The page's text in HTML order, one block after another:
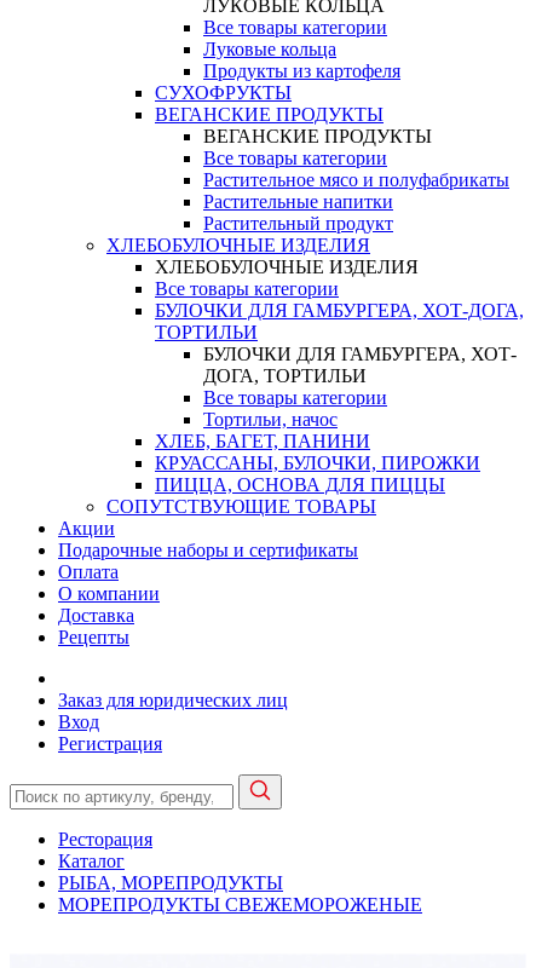
ЛУКОВЫЕ КОЛЬЦА
Все товары категории
Луковые кольца
Продукты из картофеля
СУХОФРУКТЫ
ВЕГАНСКИЕ ПРОДУКТЫ
ВЕГАНСКИЕ ПРОДУКТЫ
Все товары категории
Растительное мясо и полуфабрикаты
Растительные напитки
Растительный продукт
ХЛЕБОБУЛОЧНЫЕ ИЗДЕЛИЯ
ХЛЕБОБУЛОЧНЫЕ ИЗДЕЛИЯ
Все товары категории
БУЛОЧКИ ДЛЯ ГАМБУРГЕРА, ХОТ-ДОГА,
ТОРТИЛЬИ
БУЛОЧКИ ДЛЯ ГАМБУРГЕРА, ХОТ-
ДОГА, ТОРТИЛЬИ
Все товары категории
Тортильи, начос
ХЛЕБ, БАГЕТ, ПАНИНИ
КРУАССАНЫ, БУЛОЧКИ, ПИРОЖКИ
ПИЦЦА, ОСНОВА ДЛЯ ПИЦЦЫ
СОПУТСТВУЮЩИЕ ТОВАРЫ
Акции
Подарочные наборы и сертификаты
Оплата
О компании
Доставка
Рецепты
Заказ для юридических лиц
Вход
Регистрация
Ресторация
Каталог
РЫБА, МОРЕПРОДУКТЫ
МОРЕПРОДУКТЫ СВЕЖЕМОРОЖЕНЫЕ